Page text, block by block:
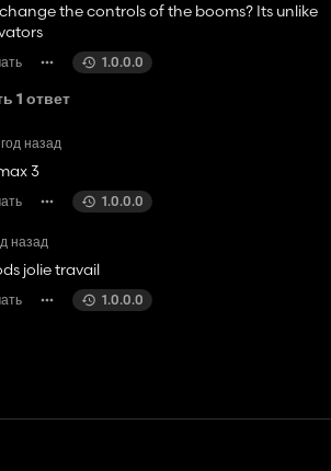
the controls of the booms? Its unlike
1.0.0.0
1 ответ
год назад
3
1.0.0.0
назад
jolie travail
1.0.0.0